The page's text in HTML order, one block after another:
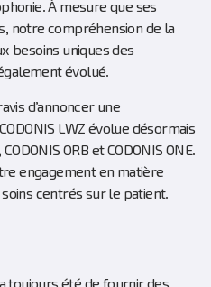
À mesure que ses
notre compréhension de la
besoins uniques des
évolué.
d’annoncer une
LWZ évolue désormais
ORB et CODONIS ONE.
engagement en matière
soins centrés sur le patient.